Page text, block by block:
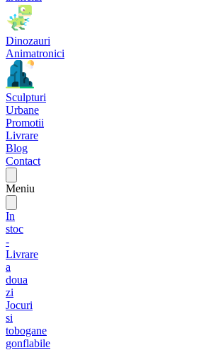
Dinozauri
Animatronici
Sculpturi
Urbane
Promotii
Livrare
Blog
Contact
Meniu
In
stoc
-
Livrare
a
doua
zi
Jocuri
si
tobogane
gonflabile